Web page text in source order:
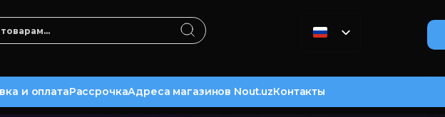
и оплатаРассрочкаАдреса магазинов Nout.uzКонтакты